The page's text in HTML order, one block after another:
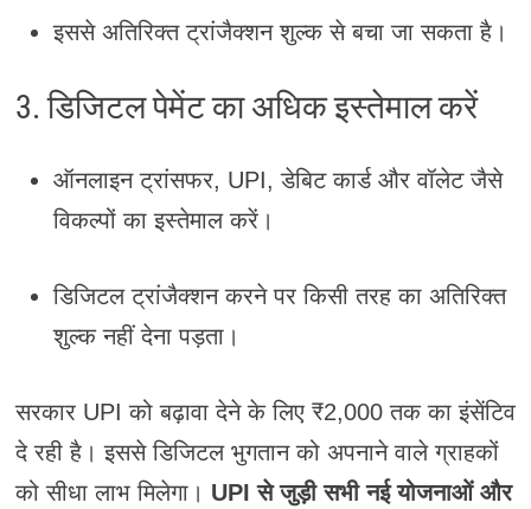
इससे अतिरिक्त ट्रांजैक्शन शुल्क से बचा जा सकता है।
3. डिजिटल पेमेंट का अधिक इस्तेमाल करें
ऑनलाइन ट्रांसफर, UPI, डेबिट कार्ड और वॉलेट जैसे
विकल्पों का इस्तेमाल करें।
डिजिटल ट्रांजैक्शन करने पर किसी तरह का अतिरिक्त
शुल्क नहीं देना पड़ता।
सरकार UPI को बढ़ावा देने के लिए ₹2,000 तक का इंसेंटिव
दे रही है। इससे डिजिटल भुगतान को अपनाने वाले ग्राहकों
को सीधा लाभ मिलेगा। UPI से जुड़ी सभी नई योजनाओं और